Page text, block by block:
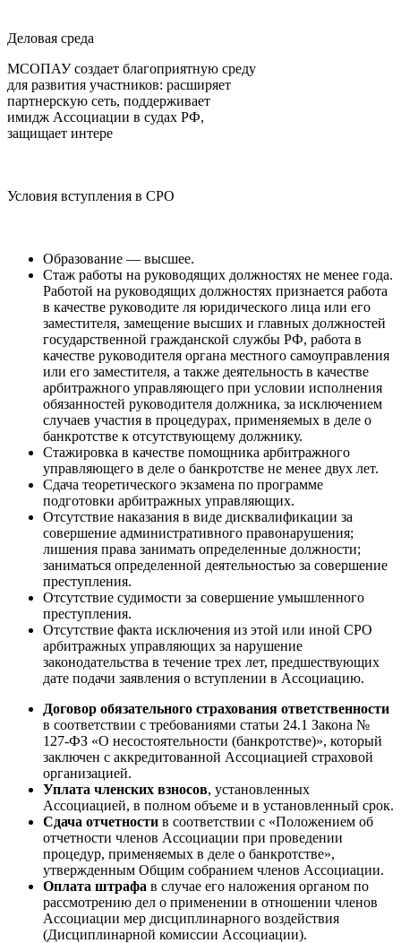
Деловая среда
МСОПАУ создает благоприятную среду
для развития участников: расширяет
партнерскую сеть, поддерживает
имидж Ассоциации в судах РФ,
защищает интере
Условия вступления в СРО
Образование — высшее.
Стаж работы на руководящих должностях не менее года.
Работой на руководящих должностях признается работа
в качестве руководите ля юридического лица или его
заместителя, замещение высших и главных должностей
государственной гражданской службы РФ, работа в
качестве руководителя органа местного самоуправления
или его заместителя, а также деятельность в качестве
арбитражного управляющего при условии исполнения
обязанностей руководителя должника, за исключением
случаев участия в процедурах, применяемых в деле о
банкротстве к отсутствующему должнику.
Стажировка в качестве помощника арбитражного
управляющего в деле о банкротстве не менее двух лет.
Сдача теоретического экзамена по программе
подготовки арбитражных управляющих.
Отсутствие наказания в виде дисквалификации за
совершение административного правонарушения;
лишения права занимать определенные должности;
заниматься определенной деятельностью за совершение
преступления.
Отсутствие судимости за совершение умышленного
преступления.
Отсутствие факта исключения из этой или иной СРО
арбитражных управляющих за нарушение
законодательства в течение трех лет, предшествующих
дате подачи заявления о вступлении в Ассоциацию.
Договор обязательного страхования ответственности
в соответствии с требованиями статьи 24.1 Закона №
127-ФЗ «О несостоятельности (банкротстве)», который
заключен с аккредитованной Ассоциацией страховой
организацией.
Уплата членских взносов, установленных
Ассоциацией, в полном объеме и в установленный срок.
Сдача отчетности в соответствии с «Положением об
отчетности членов Ассоциации при проведении
процедур, применяемых в деле о банкротстве»,
утвержденным Общим собранием членов Ассоциации.
Оплата штрафа в случае его наложения органом по
рассмотрению дел о применении в отношении членов
Ассоциации мер дисциплинарного воздействия
(Дисциплинарной комиссии Ассоциации).